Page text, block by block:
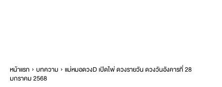
หน้าแรก บทความ
แม่หมอดวงD เปิดไพ่ ดวงรายวัน ดวงวันอังคารที่ 28
มกราคม 2568